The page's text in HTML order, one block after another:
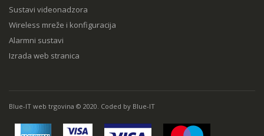
Sustavi videonadzora
Wireless mreže i konfiguracija
Alarmni sustavi
Izrada web stranica
Blue-IT web trgovina © 2020. Coded by Blue-IT